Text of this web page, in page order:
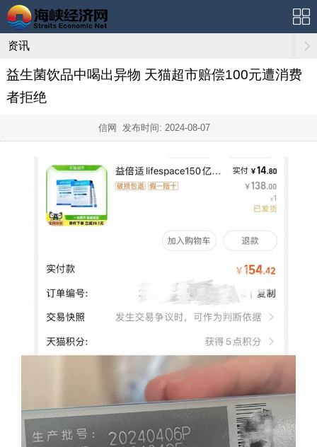
资讯
益生菌饮品中喝出异物 天猫超市赔偿100元遭消费
者拒绝
信网 发布时间: 2024-08-07